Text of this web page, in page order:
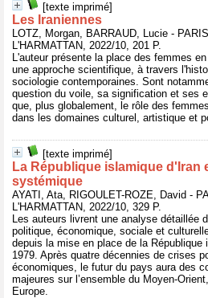
[texte imprimé]
Les Iraniennes
LOTZ, Morgan, BARRAUD, Lucie -
L'HARMATTAN, 2022/10, 201 P.
L'auteur présente la place des femmes
une approche scientifique, à travers
sociologie contemporaines. Sont
question du voile, sa signification et ses
que, plus globalement, le rôle des
dans les domaines culturel, artistique et
[texte imprimé]
La République islamique d'Iran
systémique
AYATI, Ata, RIGOULET-ROZE, David -
L'HARMATTAN, 2022/10, 329 P.
Les auteurs livrent une analyse détaillée
politique, économique, sociale et
depuis la mise en place de la République
1979. Après quatre décennies de crises
économiques, le futur du pays aura des
majeures sur l’ensemble du Moyen-
Europe.